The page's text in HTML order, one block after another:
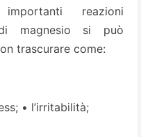
reazioni
magnesio si può
trascurare come:
• l’irritabilità;